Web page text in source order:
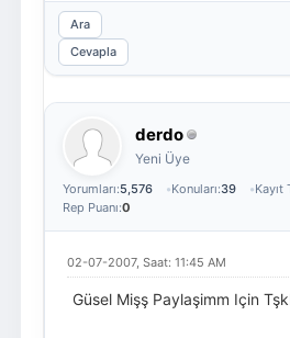
Ara
Cevapla
derdo
Yeni Üye
Yorumları:5,576 Konuları:39 Kayıt
Rep Puanı:0
02-07-2007, Saat: 11:45 AM
Güsel Mişş Paylaşimm Için